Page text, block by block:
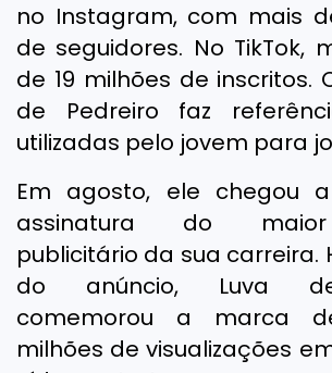
no Instagram, com mais
de seguidores. No TikTok,
de 19 milhões de inscritos.
de Pedreiro faz
utilizadas pelo jovem para
Em agosto, ele chegou
assinatura do
publicitário da sua carreira.
do anúncio, Luva
comemorou a marca
milhões de visualizações